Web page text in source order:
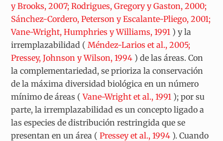
y Brooks, 2007; Rodrigues, Gregory y Gaston, 2000;
Sánchez-Cordero, Peterson y Escalante-Pliego, 2001;
Vane-Wright, Humphries y Williams, 1991 ) y la
irremplazabilidad ( Méndez-Larios et al., 2005;
Pressey, Johnson y Wilson, 1994 ) de las áreas. Con
la complementariedad, se prioriza la conservación
de la máxima diversidad biológica en un número
mínimo de áreas (Vane-Wright et al., 1991 ); por su
parte, la irremplazabilidad es un concepto ligado a
las especies de distribución restringida que se
presentan en un área (Pressey et al., 1994 ). Cuando